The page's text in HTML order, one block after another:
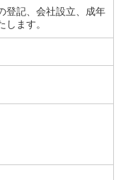
登記、会社設立、成年
ます。